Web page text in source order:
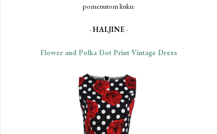
pomenutom linku:
-HALJINE-
Flower and Polka Dot Print Vintage Dress